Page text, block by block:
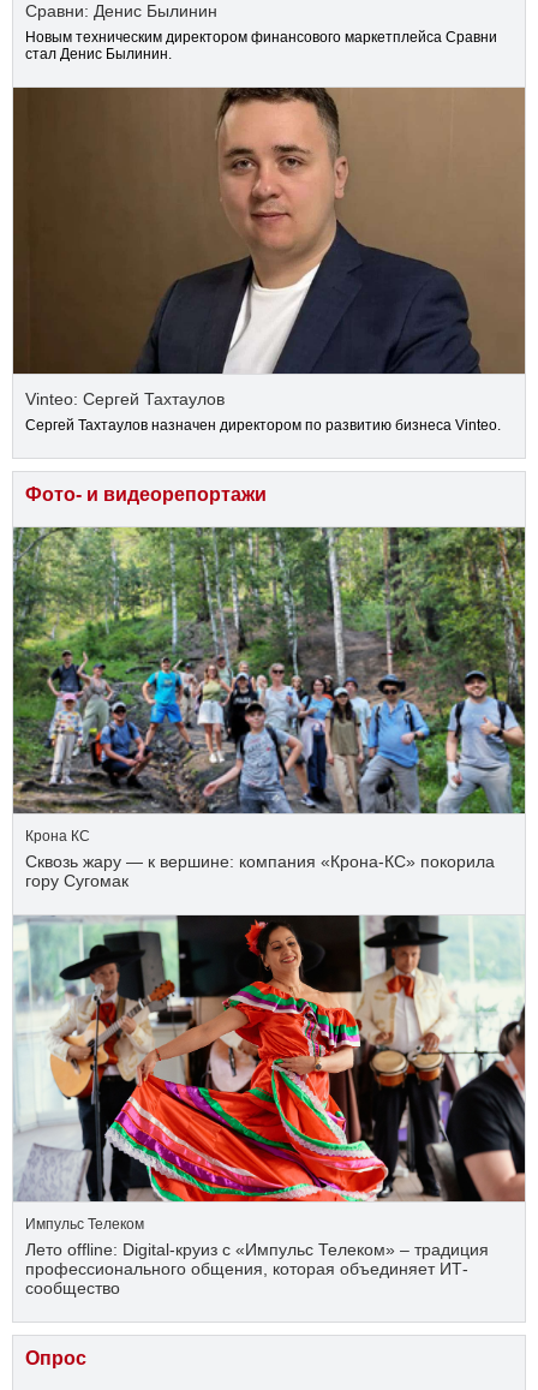
Сравни: Денис Былинин
Новым техническим директором финансового маркетплейса Сравни
стал Денис Былинин.
Vinteo: Сергей Тахтаулов
Сергей Тахтаулов назначен директором по развитию бизнеса Vinteo.
Фото- и видеорепортажи
Крона КС
Сквозь жару — к вершине: компания «Крона‑КС» покорила
гору Сугомак
Импульс Телеком
Лето offline: Digital-круиз с «Импульс Телеком» – традиция
профессионального общения, которая объединяет ИТ-
сообщество
Опрос